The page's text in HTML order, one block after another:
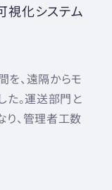
視化システム
、遠隔からモ
た。運送部門と
、管理者工数